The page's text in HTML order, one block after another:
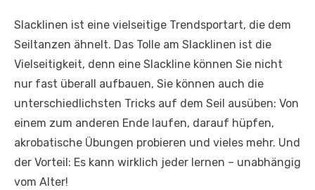
Slacklinen ist eine vielseitige Trendsportart, die dem
Seiltanzen ähnelt. Das Tolle am Slacklinen ist die
Vielseitigkeit, denn eine Slack­line können Sie nicht
nur fast überall aufbauen, Sie können auch die
unterschiedlichsten Tricks auf dem Seil ausüben: Von
einem zum anderen Ende laufen, darauf hüpfen,
akrobatische Übungen probieren und vieles mehr. Und
der Vorteil: Es kann wirklich jeder lernen – unabhängig
vom Alter!